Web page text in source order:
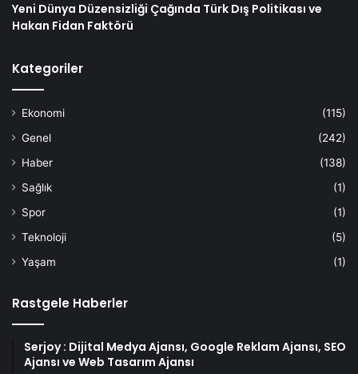
Yeni Dünya Düzensizliği Çağında Türk Dış Politikası ve
Hakan Fidan Faktörü
Kategoriler
Ekonomi
(115)
Genel
(242)
Haber
(138)
Sağlık
(1)
Spor
(1)
Teknoloji
(5)
Yaşam
(1)
Rastgele Haberler
Serjoy : Dijital Medya Ajansı, Google Reklam Ajansı, SEO
Ajansı ve Web Tasarım Ajansı